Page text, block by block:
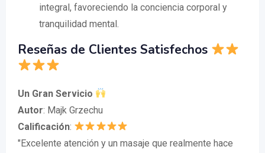
integral, favoreciendo la conciencia corporal y
tranquilidad mental.
Reseñas de Clientes Satisfechos
Un Gran Servicio
Autor: Majk Grzechu
Calificación:
"Excelente atención y un masaje que realmente hace